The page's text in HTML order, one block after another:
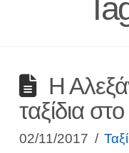
Η
ταξίδια
02/11/2017